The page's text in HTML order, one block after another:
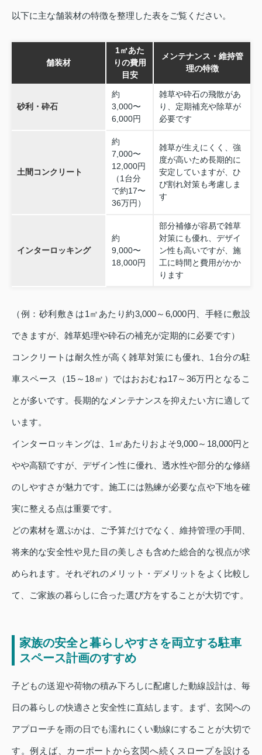
以下に主な舗装材の特徴を整理した表をご覧ください。
舗装材
1㎡あた
りの費用
目安
メンテナンス・維持管
理の特徴
砂利・砕石
約
3,000〜
6,000円
雑草や砕石の飛散があ
り、定期補充や除草が
必要です
土間コンクリート
約
7,000〜
12,000円
（1台分
で約17〜
36万円）
雑草が生えにくく、強
度が高いため長期的に
安定していますが、ひ
び割れ対策も考慮しま
す
インターロッキング
約
9,000〜
18,000円
部分補修が容易で雑草
対策にも優れ、デザイ
ン性も高いですが、施
工に時間と費用がかか
ります
（例：砂利敷きは1㎡あたり約3,000～6,000円、手軽に敷設
できますが、雑草処理や砕石の補充が定期的に必要です）
コンクリートは耐久性が高く雑草対策にも優れ、1台分の駐
車スペース（15～18㎡）ではおおむね17～36万円となるこ
とが多いです。長期的なメンテナンスを抑えたい方に適して
います。
インターロッキングは、1㎡あたりおよそ9,000～18,000円と
やや高額ですが、デザイン性に優れ、透水性や部分的な修繕
のしやすさが魅力です。施工には熟練が必要な点や下地を確
実に整える点は重要です。
どの素材を選ぶかは、ご予算だけでなく、維持管理の手間、
将来的な安全性や見た目の美しさも含めた総合的な視点が求
められます。それぞれのメリット・デメリットをよく比較し
て、ご家族の暮らしに合った選び方をすることが大切です。
家族の安全と暮らしやすさを両立する駐車
スペース計画のすすめ
子どもの送迎や荷物の積み下ろしに配慮した動線設計は、毎
日の暮らしの快適さと安全性に直結します。まず、玄関への
アプローチを雨の日でも濡れにくい動線にすることが大切で
す。例えば、カーポートから玄関へ続くスロープを設ける